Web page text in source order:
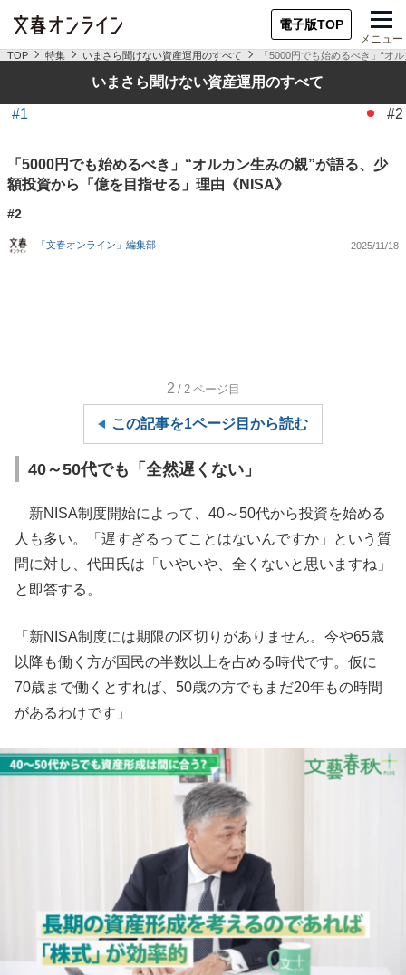
電子版TOP
メニュー
TOP 特集 いまさら聞けない資産運用のすべて 「5000円でも始めるべき」“オ
いまさら聞けない資産運用のすべて
#1 #2
「5000円でも始めるべき」“オルカン生みの親”が語る、少
額投資から「億を目指せる」理由《NISA》
#2
「文春オンライン」編集部 2025/11/18
2 /2 ページ目
この記事を1ページ目から読む
40～50代でも「全然遅くない」
新NISA制度開始によって、40～50代から投資を始める
人も多い。「遅すぎるってことはないんですか」という質
問に対し、代田氏は「いやいや、全くないと思いますね」
と即答する。
「新NISA制度には期限の区切りがありません。今や65歳
以降も働く方が国民の半数以上を占める時代です。仮に
70歳まで働くとすれば、50歳の方でもまだ20年もの時間
があるわけです」